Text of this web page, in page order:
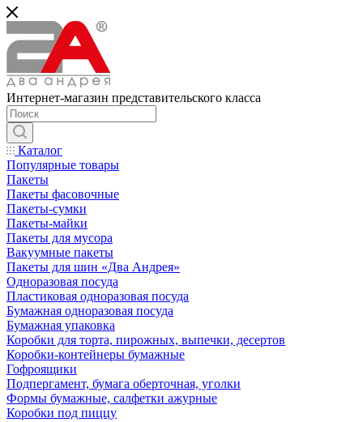
Интернет-магазин представительского класса
Каталог
Популярные товары
Пакеты
Пакеты фасовочные
Пакеты-сумки
Пакеты-майки
Пакеты для мусора
Вакуумные пакеты
Пакеты для шин «Два Андрея»
Одноразовая посуда
Пластиковая одноразовая посуда
Бумажная одноразовая посуда
Бумажная упаковка
Коробки для торта, пирожных, выпечки, десертов
Коробки-контейнеры бумажные
Гофроящики
Подпергамент, бумага оберточная, уголки
Формы бумажные, салфетки ажурные
Коробки под пиццу